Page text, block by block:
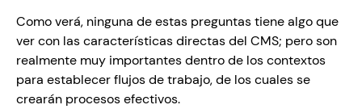
Como verá, ninguna de estas preguntas tiene algo que
ver con las características directas del CMS; pero son
realmente muy importantes dentro de los contextos
para establecer flujos de trabajo, de los cuales se
crearán procesos efectivos.